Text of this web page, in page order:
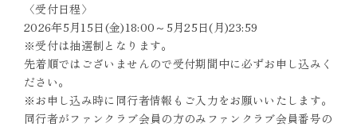
〈受付日程〉
2026年5月15日(金)18:00～5月25日(月)23:59
※受付は抽選制となります。
先着順ではございませんので受付期間中に必ずお申し込みく
ださい。
※お申し込み時に同行者情報もご入力をお願いいたします。
同行者がファンクラブ会員の方のみファンクラブ会員番号の